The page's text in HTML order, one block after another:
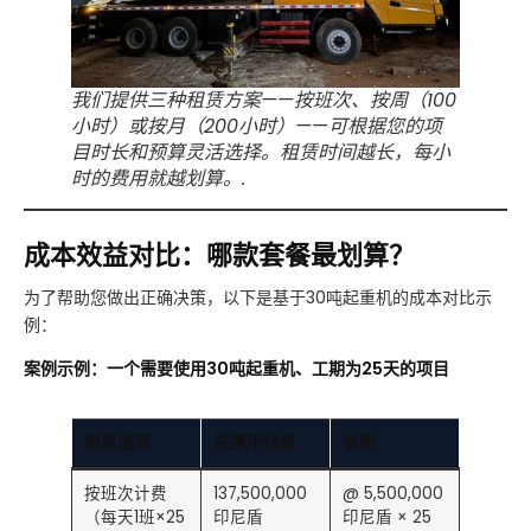
我们提供三种租赁方案——按班次、按周（100
小时）或按月（200小时）——可根据您的项
目时长和预算灵活选择。租赁时间越长，每小
时的费用就越划算。.
成本效益对比：哪款套餐最划算？
为了帮助您做出正确决策，以下是基于30吨起重机的成本对比示
例：
案例示例：一个需要使用30吨起重机、工期为25天的项目
租赁选项 总费用估算 说明
按班次计费
（每天1班×25
137,500,000
印尼盾
@ 5,500,000
印尼盾 × 25